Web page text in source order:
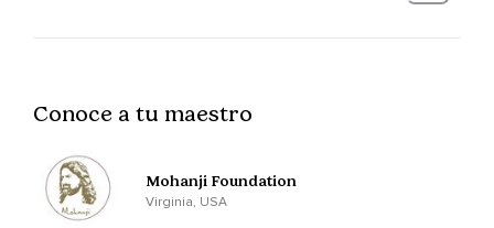
Que es de gran relevancia para todas las personas del
Para todos.
Conoce a tu maestro
Mohanji Foundation
Virginia, USA